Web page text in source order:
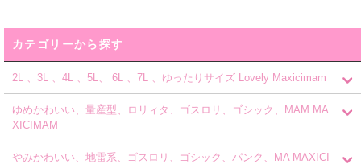
カテゴリーから探す
2L 、3L 、4L 、5L、 6L 、7L 、ゆったりサイズ Lovely Maxicimam
ゆめかわいい、量産型、ロリィタ、ゴスロリ、ゴシック、MAM MA
XICIMAM
やみかわいい、地雷系、ゴスロリ、ゴシック、パンク、MA MAXICI